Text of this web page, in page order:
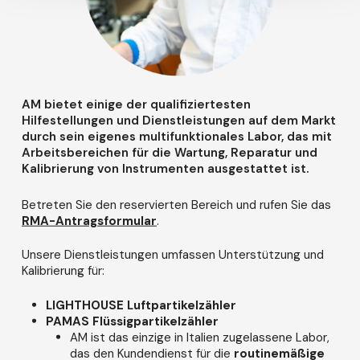
AM bietet einige der qualifiziertesten
Hilfestellungen und Dienstleistungen auf dem Markt
durch sein eigenes multifunktionales Labor, das mit
Arbeitsbereichen für die Wartung, Reparatur und
Kalibrierung von Instrumenten ausgestattet ist.
Betreten Sie den reservierten Bereich und rufen Sie das
RMA-Antragsformular.
Unsere Dienstleistungen umfassen Unterstützung und
Kalibrierung für:
LIGHTHOUSE Luftpartikelzähler
PAMAS Flüssigpartikelzähler
AM ist das einzige in Italien zugelassene Labor,
das den Kundendienst für die routinemäßige